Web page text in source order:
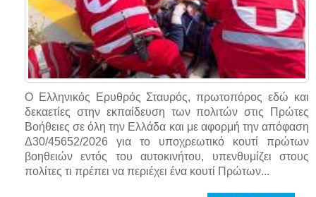
Ο Ελληνικός Ερυθρός Σταυρός, πρωτοπόρος εδώ και
δεκαετίες στην εκπαίδευση των πολιτών στις Πρώτες
Βοήθειες σε όλη την Ελλάδα και με αφορμή την απόφαση
Δ30/45652/2026 για το υποχρεωτικό κουτί πρώτων
βοηθειών εντός του αυτοκινήτου, υπενθυμίζει στους
πολίτες τι πρέπει να περιέχει ένα κουτί Πρώτων...